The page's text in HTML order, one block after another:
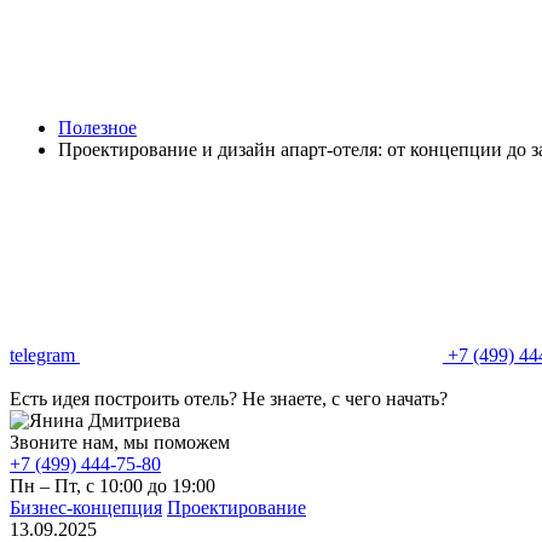
Полезное
Проектирование и дизайн апарт-отеля: от концепции до
telegram +7 (499)
Есть идея построить отель? Не знаете, с чего начать?
Звоните нам, мы поможем
+7 (499) 444-75-80
Пн – Пт, с 10:00 до 19:00
Бизнес‑концепция Проектирование
13.09.2025